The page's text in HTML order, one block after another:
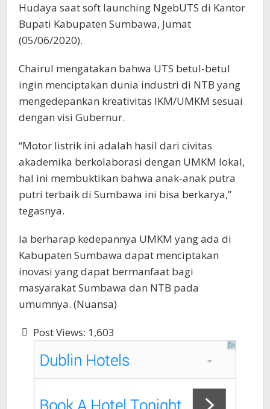
Hudaya saat soft launching NgebUTS di Kantor
Bupati Kabupaten Sumbawa, Jumat
(05/06/2020).
Chairul mengatakan bahwa UTS betul-betul
ingin menciptakan dunia industri di NTB yang
mengedepankan kreativitas IKM/UMKM sesuai
dengan visi Gubernur.
“Motor listrik ini adalah hasil dari civitas
akademika berkolaborasi dengan UMKM lokal,
hal ini membuktikan bahwa anak-anak putra
putri terbaik di Sumbawa ini bisa berkarya,”
tegasnya.
Ia berharap kedepannya UMKM yang ada di
Kabupaten Sumbawa dapat menciptakan
inovasi yang dapat bermanfaat bagi
masyarakat Sumbawa dan NTB pada
umumnya. (Nuansa)
Post Views: 1,603